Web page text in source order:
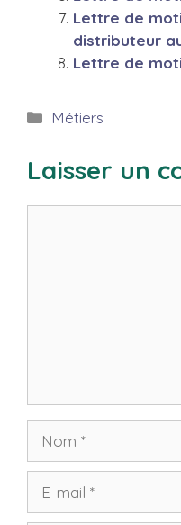
Lettre de
distributeur
Lettre de
Catégories
Métiers
Laisser un
mail